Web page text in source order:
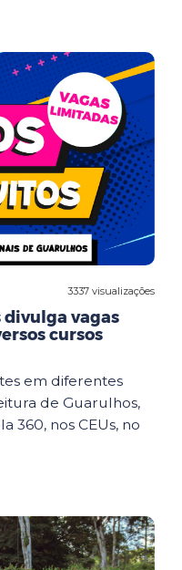
3337 visualizações
vagas
cursos
em diferentes
de Guarulhos,
360, nos CEUs, no